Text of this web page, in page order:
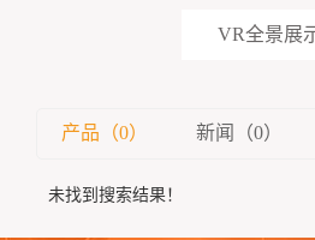
VR全景展
产品（0） 新闻（0）
未找到搜索结果！